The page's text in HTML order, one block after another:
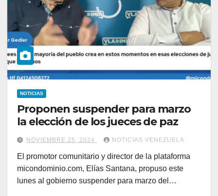
NOTICIAS
Proponen suspender para marzo
la elección de los jueces de paz
NOVIEMBRE 25, 2024 NOTICIAS VENEZUELA
El promotor comunitario y director de la plataforma
micondominio.com, Elías Santana, propuso este
lunes al gobierno suspender para marzo del…